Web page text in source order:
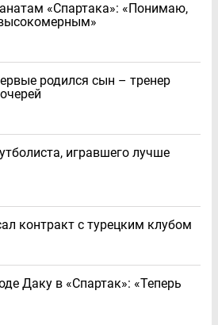
«Спартака»: «Понимаю,
родился сын – тренер
игравшего лучше
контракт с турецким клубом
Даку в «Спартак»: «Теперь